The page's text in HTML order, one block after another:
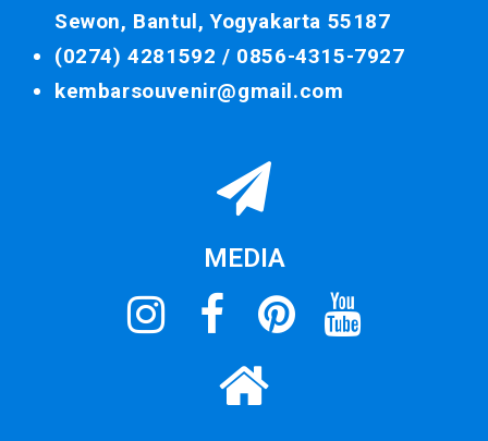
Sewon, Bantul, Yogyakarta 55187
(0274) 4281592 / 0856-4315-7927
kembarsouvenir@gmail.com
MEDIA